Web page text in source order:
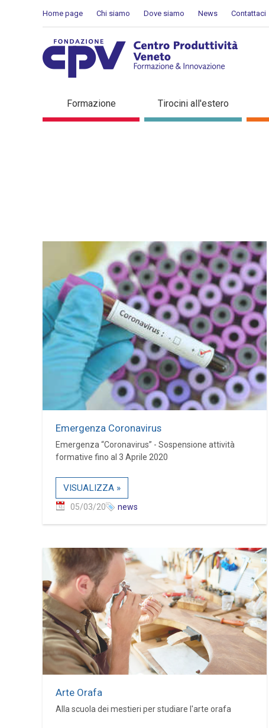
Home page Chi siamo Dove siamo News Contattaci
Dettaglio in evidenza
Formazione Tirocini all'estero
Emergenza Coronavirus
Emergenza “Coronavirus” - Sospensione attività
formative fino al 3 Aprile 2020
VISUALIZZA »
05/03/20 news
Arte Orafa
Alla scuola dei mestieri per studiare l'arte orafa